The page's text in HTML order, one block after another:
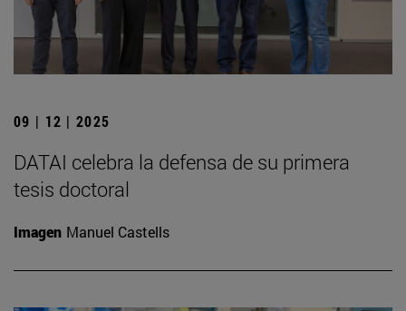
09 | 12 | 2025
DATAI celebra la defensa de su primera
tesis doctoral
Imagen Manuel Castells